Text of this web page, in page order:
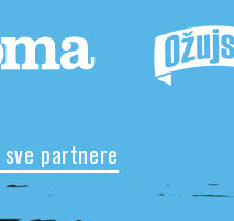
partnere